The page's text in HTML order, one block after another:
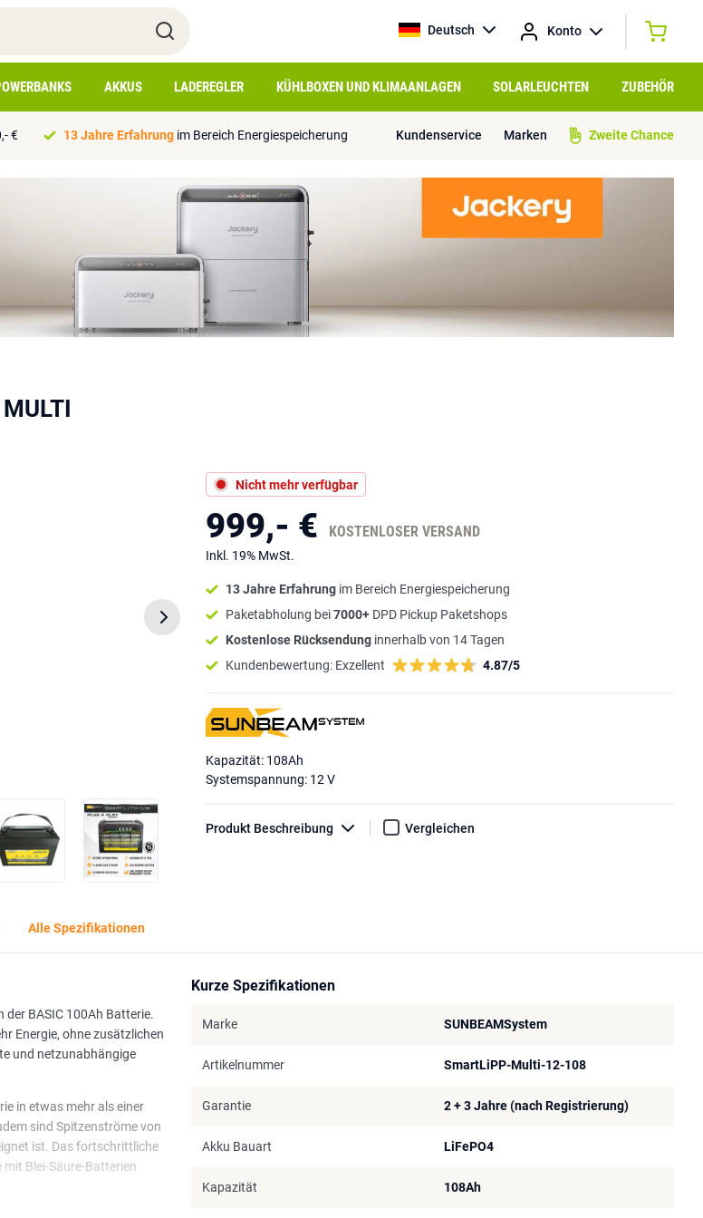
Deutsch Konto
AKKUS LADEREGLER KÜHLBOXEN UND KLIMAANLAGEN SOLARLEUCHTEN ZUBEHÖR
€ 13 Jahre Erfahrung im Bereich Energiespeicherung Kundenservice Marken Zweite Chance
Nicht mehr verfügbar
999,- € KOSTENLOSER VERSAND
Inkl. 19% MwSt.
13 Jahre Erfahrung im Bereich Energiespeicherung
Paketabholung bei7000+ DPD Pickup Paketshops
Kostenlose Rücksendung innerhalb von 14 Tagen
Kundenbewertung: Exzellent 4.87/5
Kapazität: 108Ah
Systemspannung: 12 V
Produkt Beschreibung Vergleichen
Alle Spezifikationen
BASIC 100Ah Batterie.
Energie, ohne zusätzlichen
und netzunabhängige
in etwas mehr als einer
sind Spitzenströme von
ist. Das fortschrittliche
Blei-Säure-Batterien
Kurze Spezifikationen
Marke SUNBEAMSystem
Artikelnummer SmartLiPP-Multi-12-108
Garantie 2 + 3 Jahre (nach Registrierung)
Akku Bauart LiFePO4
Kapazität 108Ah